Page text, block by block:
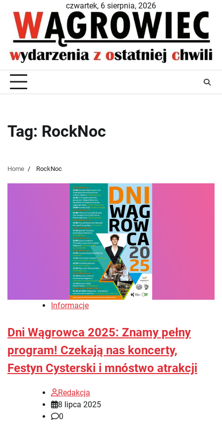
content
czwartek, 6 sierpnia, 2026
Tag: RockNoc
Home RockNoc
Informacje
Dni Wągrowca 2025: Znamy pełny
program! Czekają nas koncerty,
Festyn Cysterski i mnóstwo atrakcji
Redakcja
8 lipca 2025
0